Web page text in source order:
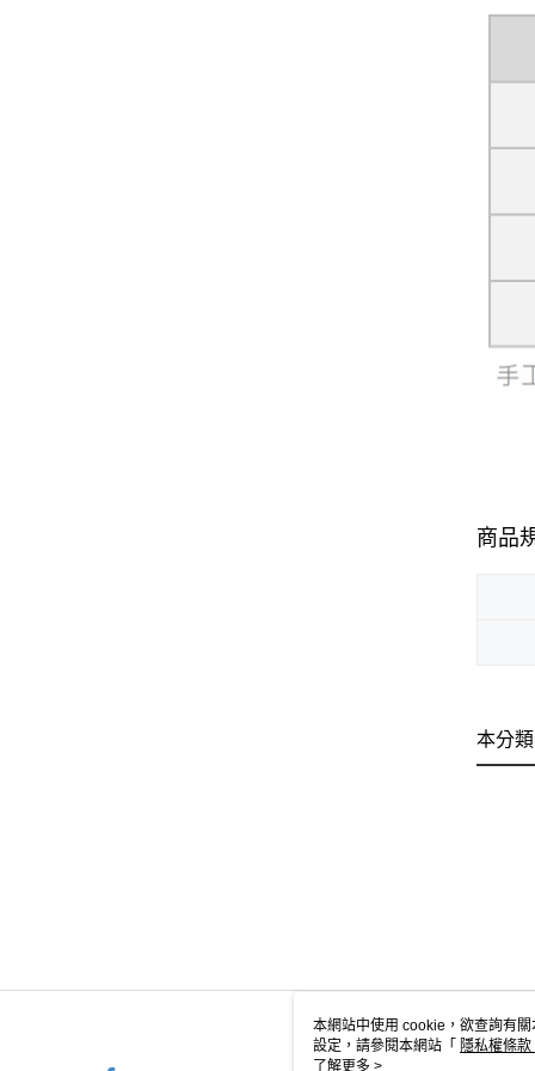
商品
本分
本網站中使用 cookie，欲查詢有
設定，請參閱本網站「 隱私權條款
使用 cookie。
了解更多 >